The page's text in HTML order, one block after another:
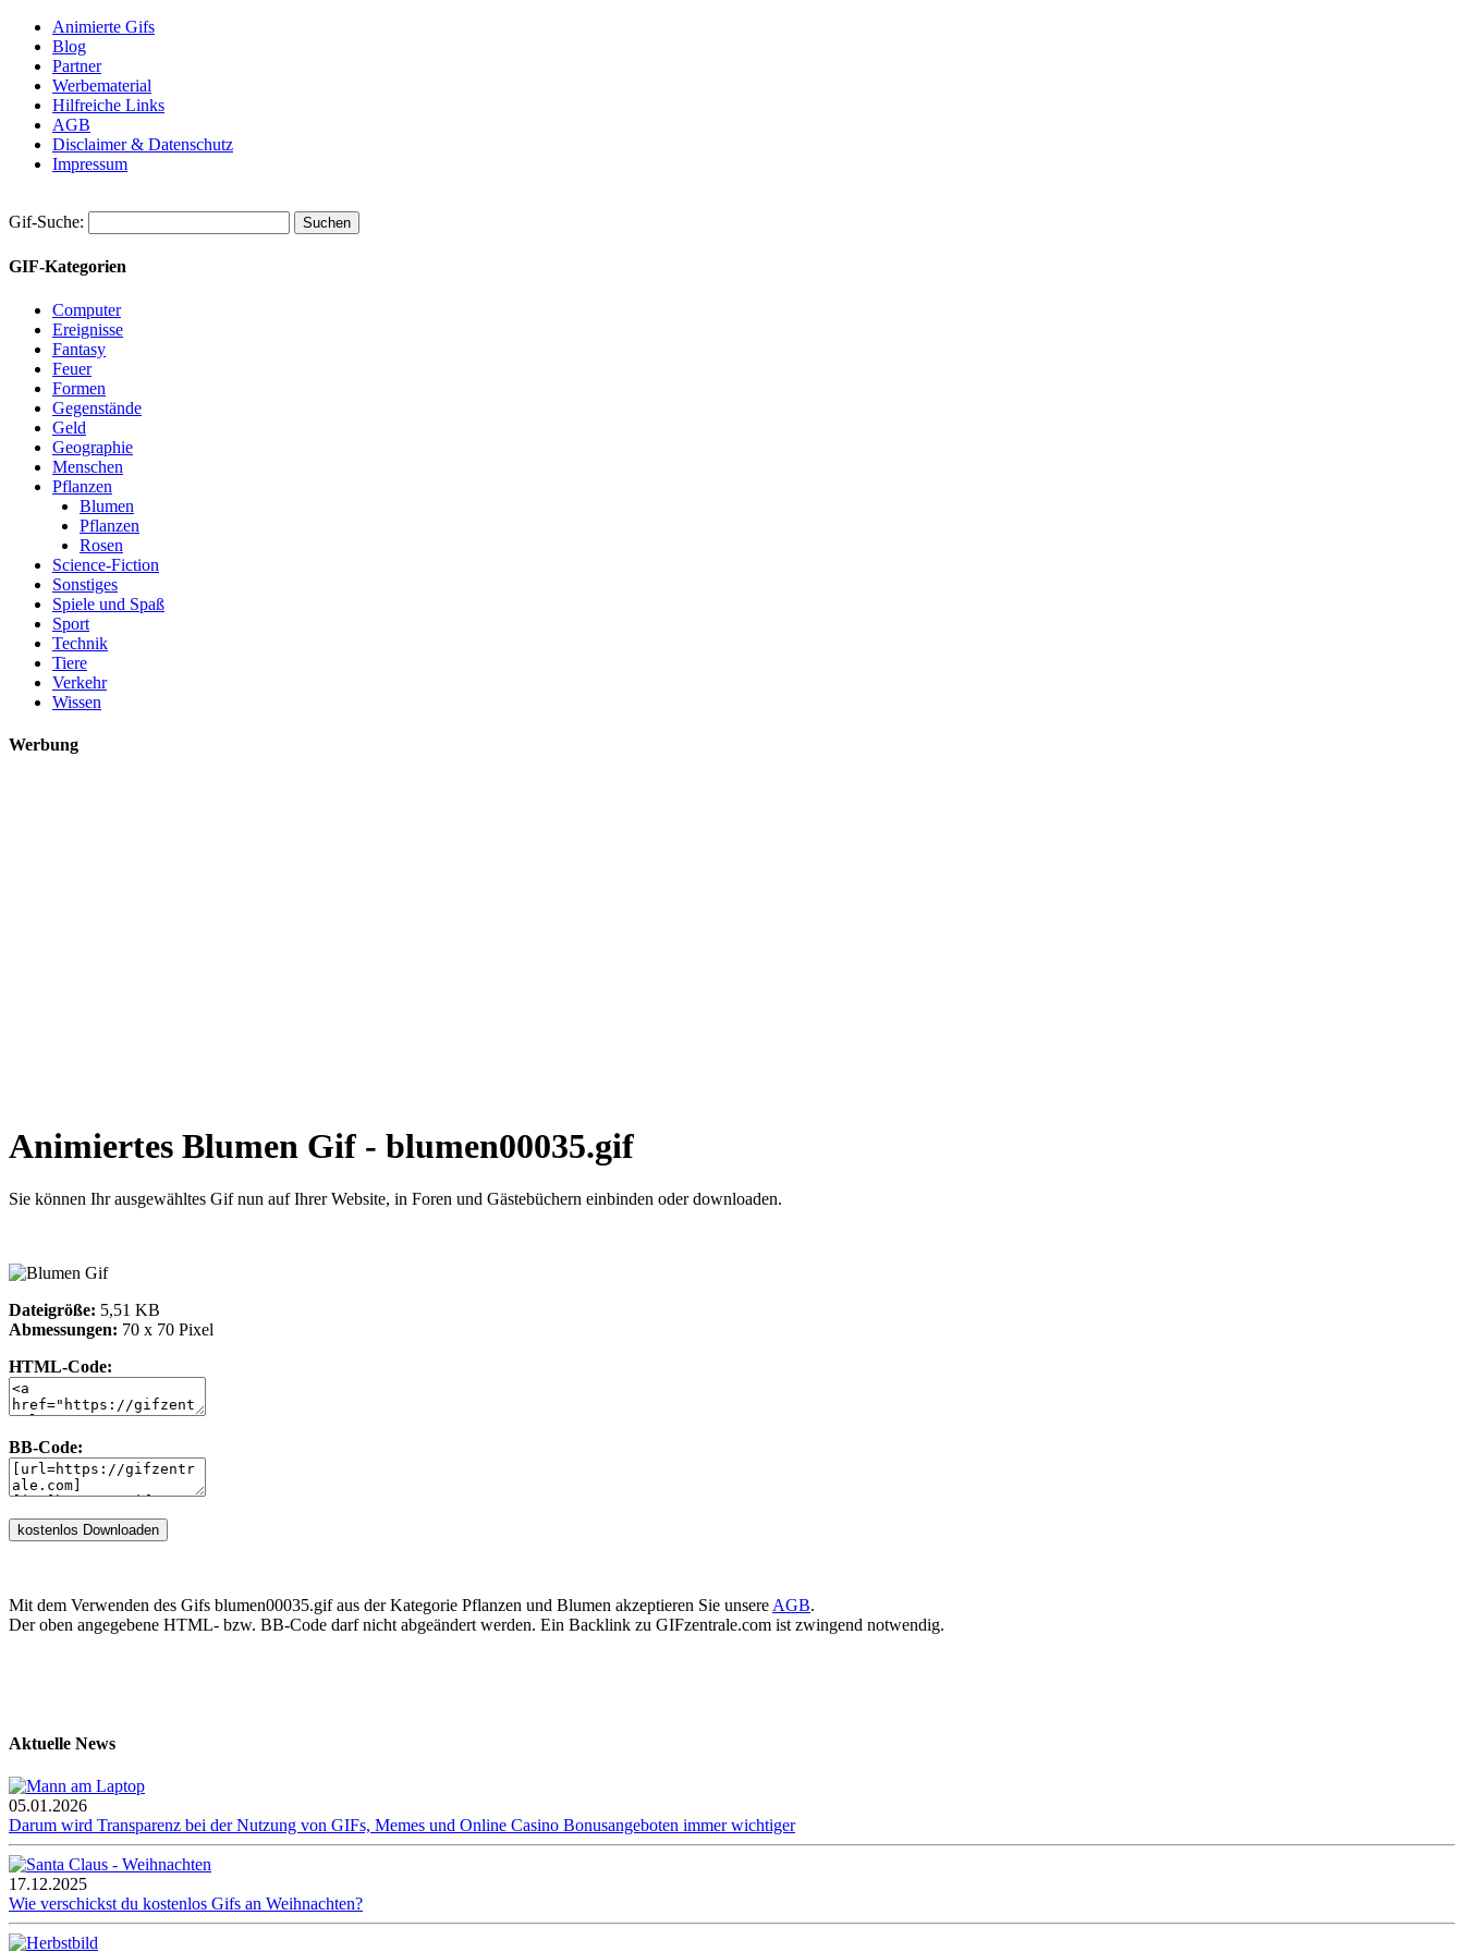
Animierte Gifs
Blog
Partner
Werbematerial
Hilfreiche Links
AGB
Disclaimer & Datenschutz
Impressum
Gif-Suche:
GIF-Kategorien
Computer
Ereignisse
Fantasy
Feuer
Formen
Gegenstände
Geld
Geographie
Menschen
Pflanzen
Blumen
Pflanzen
Rosen
Science-Fiction
Sonstiges
Spiele und Spaß
Sport
Technik
Tiere
Verkehr
Wissen
Werbung
Animiertes Blumen Gif - blumen00035.gif
Sie können Ihr ausgewähltes Gif nun auf Ihrer Website, in Foren und Gästebüchern einbinden oder downloaden.
Dateigröße: 5,51 KB
Abmessungen: 70 x 70 Pixel
HTML-Code:
BB-Code:
Mit dem Verwenden des Gifs blumen00035.gif aus der Kategorie Pflanzen und Blumen akzeptieren Sie unsere AGB.
Der oben angegebene HTML- bzw. BB-Code darf nicht abgeändert werden. Ein Backlink zu GIFzentrale.com ist zwingend notwendig.
Aktuelle News
05.01.2026
Darum wird Transparenz bei der Nutzung von GIFs, Memes und Online Casino Bonusangeboten immer wichtiger
17.12.2025
Wie verschickst du kostenlos Gifs an Weihnachten?